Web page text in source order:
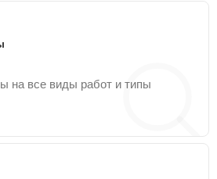
на все виды работ и типы